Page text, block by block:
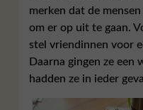
merken dat de
om er op uit te gaan.
stel vriendinnen voor
Daarna gingen ze
hadden ze in ieder